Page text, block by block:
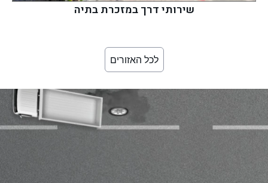
שירותי דרך במזכרת בתיה
לכל האזורים